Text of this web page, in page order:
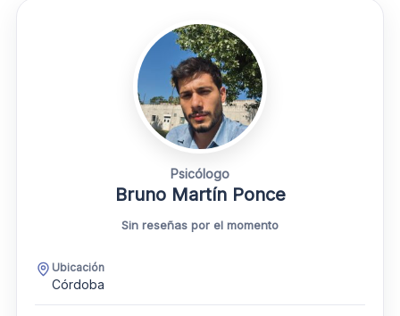
Psicólogo
Bruno Martín Ponce
Sin reseñas por el momento
Ubicación
Córdoba